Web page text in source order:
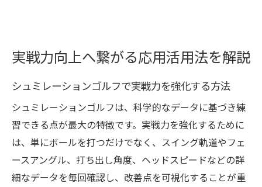
実戦力向上へ繋がる応用活用法を解説
シュミレーションゴルフで実戦力を強化する方法
シュミレーションゴルフは、科学的なデータに基づき練
習できる点が最大の特徴です。実戦力を強化するために
は、単にボールを打つだけでなく、スイング軌道やフェ
ースアングル、打ち出し角度、ヘッドスピードなどの詳
細なデータを毎回確認し、改善点を可視化することが重